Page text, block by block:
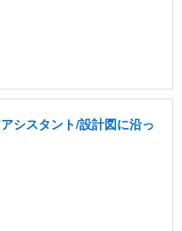
シスタント/設計図に沿っ